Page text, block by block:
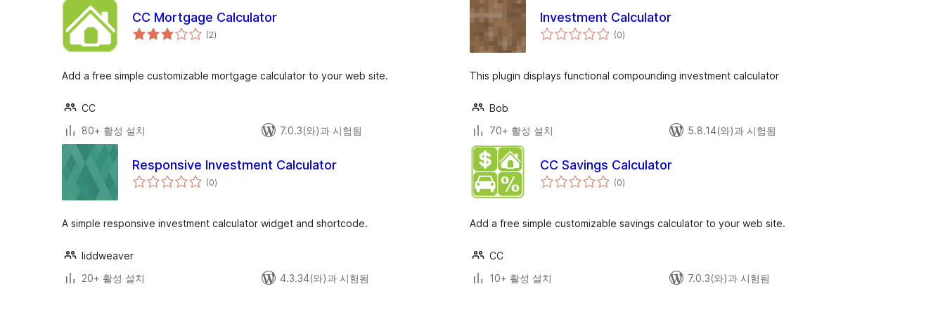
CC Mortgage Calculator
(2전
체)
Add a free simple customizable mortgage calculator to your web site.
CC
80+ 활성 설치
7.0.3(와)과 시험됨
Investment Calculator
(0전
체)
This plugin displays functional compounding investment calculator
Bob
70+ 활성 설치
5.8.14(와)과 시험됨
Responsive Investment Calculator
(0전
체)
A simple responsive investment calculator widget and shortcode.
liddweaver
20+ 활성 설치
4.3.34(와)과 시험됨
CC Savings Calculator
(0전
체)
Add a free simple customizable savings calculator to your web site.
CC
10+ 활성 설치
7.0.3(와)과 시험됨